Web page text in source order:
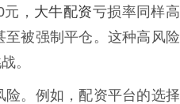
， 大牛配资亏损率同样高
被强制平仓。这种高风险
。
。例如，配资平台的选择